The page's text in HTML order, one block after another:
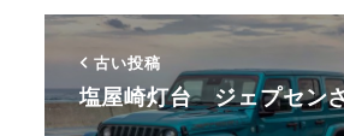
古い投稿
塩屋崎灯台 ジェプセン